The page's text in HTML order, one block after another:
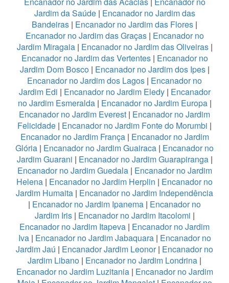
Jardim da Saúde| Encanador no Jardim das
Bandeiras | Encanador no Jardim das Flores |
Encanador no Jardim das Graças| Encanador no
Jardim Miragaia| Encanador no Jardim das Oliveiras|
Encanador no Jardim das Vertentes| Encanador no
Jardim Dom Bosco| Encanador no Jardim dos Ipes|
Encanador no Jardim dos Lagos | Encanador no
Jardim Edi | Encanador no Jardim Eledy| Encanador
no Jardim Esmeralda| Encanador no Jardim Europa|
Encanador no Jardim Everest | Encanador no Jardim
Felicidade | Encanador no Jardim Fonte do Morumbi |
Encanador no Jardim França| Encanador no Jardim
Glória | Encanador no Jardim Guairaca | Encanador no
Jardim Guarani | Encanador no Jardim Guarapiranga|
Encanador no Jardim Guedala| Encanador no Jardim
Helena | Encanador no Jardim Herplin | Encanador no
Jardim Humaita | Encanador no Jardim Independência
| Encanador no Jardim Ipanema | Encanador no
Jardim Iris| Encanador no Jardim Itacolomi |
Encanador no Jardim Itapeva | Encanador no Jardim
Iva| Encanador no Jardim Jabaquara| Encanador no
Jardim Jaú | Encanador Jardim Leonor| Encanador no
Jardim Libano | Encanador no Jardim Londrina |
Encanador no Jardim Luzitania| Encanador no Jardim